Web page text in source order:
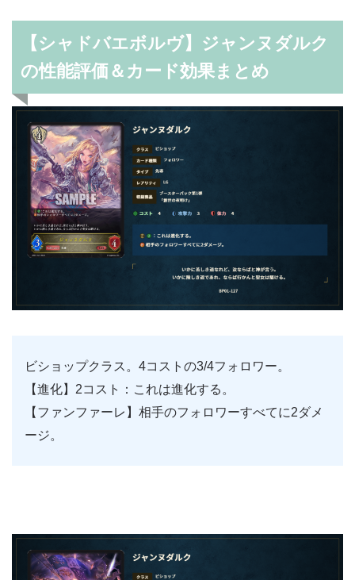
【シャドバエボルヴ】ジャンヌダルク
の性能評価＆カード効果まとめ
ビショップクラス。4コストの3/4フォロワー。
【進化】2コスト：これは進化する。
【ファンファーレ】相手のフォロワーすべてに2ダメ
ージ。